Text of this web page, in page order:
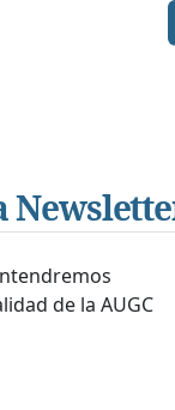
de la AUGC